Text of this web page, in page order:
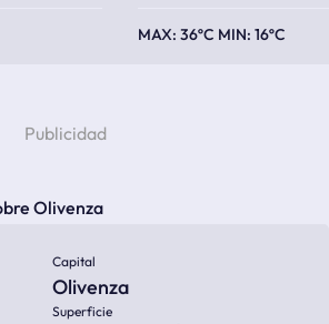
36ºC 16ºC
Olivenza
Capital
Olivenza
Superficie